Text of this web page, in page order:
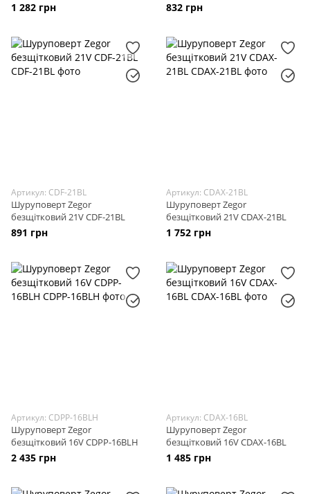
1 282 грн 832 грн
Артикул: CDF-21BL
Шуруповерт Zegor
безщітковий 21V CDF-21BL
891 грн
Артикул: CDAX-21BL
Шуруповерт Zegor
безщітковий 21V CDAX-21BL
1 752 грн
Артикул: CDPP-16BLH
Шуруповерт Zegor
безщітковий 16V CDPP-16BLH
2 435 грн
Артикул: CDAX-16BL
Шуруповерт Zegor
безщітковий 16V CDAX-16BL
1 485 грн